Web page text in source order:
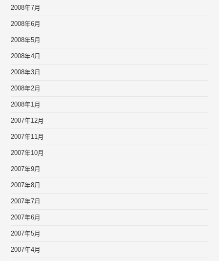
2008年7月
2008年6月
2008年5月
2008年4月
2008年3月
2008年2月
2008年1月
2007年12月
2007年11月
2007年10月
2007年9月
2007年8月
2007年7月
2007年6月
2007年5月
2007年4月